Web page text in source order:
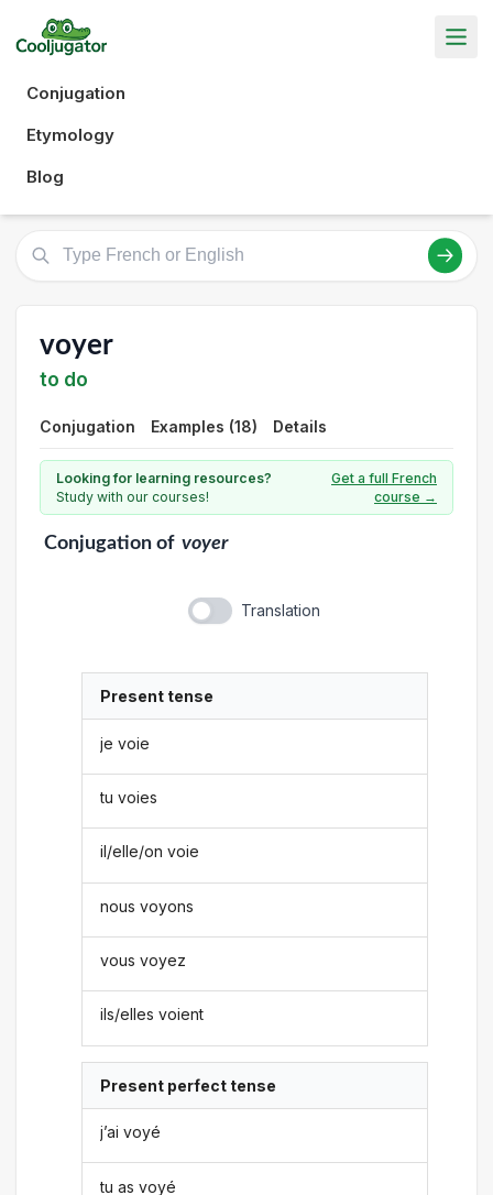
Conjugation
Etymology
Blog
voyer
to do
Conjugation Examples (18) Details
Looking for learning resources?
Study with our courses!
Get a full French
course →
Conjugationof voyer
Translation
Present tense
je voie
tu voies
il/elle/on voie
nous voyons
vous voyez
ils/elles voient
Present perfect tense
j’ai voyé
tu as voyé